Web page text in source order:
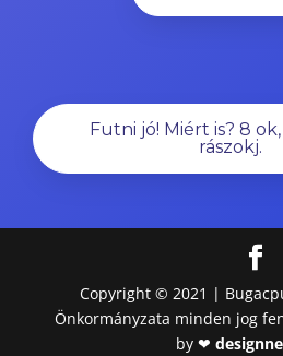
Futni jó! Miért is? 8
rászokj.
Copyright © 2021 |
Önkormányzata minden jog
by ❤